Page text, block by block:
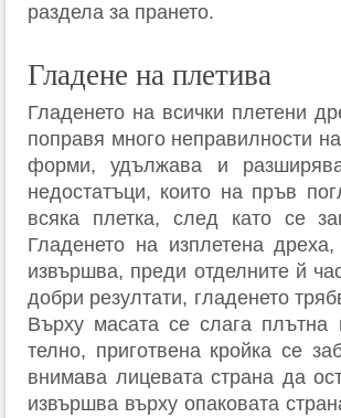
раздела за прането.
Гладене на плетива
Гладенето на всички плетени
поправя много неправилности
форми, удължава и
недостатъци, които на пръв
всяка плетка, след като се
Гладенето на изплетена
извършва, преди отделните й
добри ре­зултати, гладенето
Върху масата се слага
телно, приготвена кройка се
внимава лицевата страна да
извършва върху опаковата